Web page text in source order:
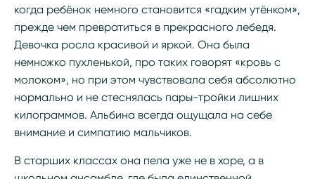
когда ребёнок немного становится «гадким утёнком»,
прежде чем превратиться в прекрасного лебедя.
Девочка росла красивой и яркой. Она была
немножко пухленькой, про таких говорят «кровь с
молоком», но при этом чувствовала себя абсолютно
нормально и не стеснялась пары-тройки лишних
килограммов. Альбина всегда ощущала на себе
внимание и симпатию мальчиков.
В старших классах она пела уже не в хоре, а в